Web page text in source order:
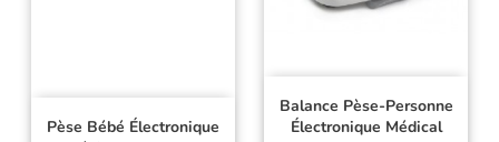
Pèse Bébé Électronique
Balance Pèse-Personne
Électronique Médical